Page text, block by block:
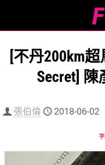
[不丹200km超
Secret]
張伯倫 2018-06-02
字